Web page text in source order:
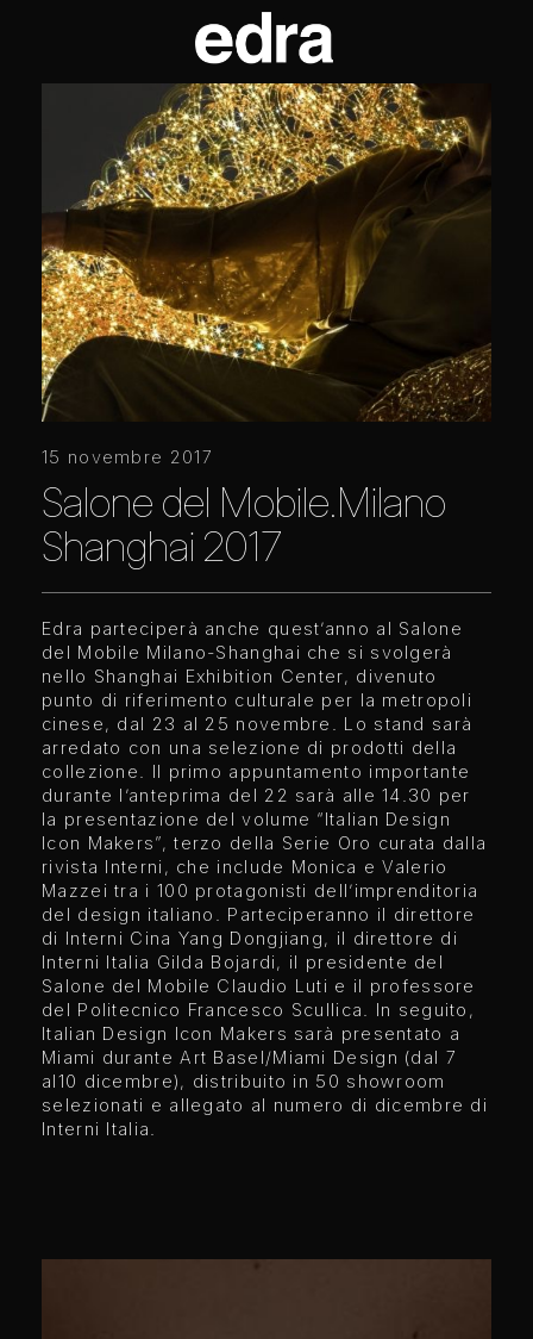
15 novembre 2017
Salone del Mobile.Milano
Shanghai 2017
Edra parteciperà anche quest’anno al Salone
del Mobile Milano-Shanghai che si svolgerà
nello Shanghai Exhibition Center, divenuto
punto di riferimento culturale per la metropoli
cinese, dal 23 al 25 novembre. Lo stand sarà
arredato con una selezione di prodotti della
collezione. Il primo appuntamento importante
durante l’anteprima del 22 sarà alle 14.30 per
la presentazione del volume “Italian Design
Icon Makers”, terzo della Serie Oro curata dalla
rivista Interni, che include Monica e Valerio
Mazzei tra i 100 protagonisti dell’imprenditoria
del design italiano. Parteciperanno il direttore
di Interni Cina Yang Dongjiang, il direttore di
Interni Italia Gilda Bojardi, il presidente del
Salone del Mobile Claudio Luti e il professore
del Politecnico Francesco Scullica. In seguito,
Italian Design Icon Makers sarà presentato a
Miami durante Art Basel/Miami Design (dal 7
al10 dicembre), distribuito in 50 showroom
selezionati e allegato al numero di dicembre di
Interni Italia.